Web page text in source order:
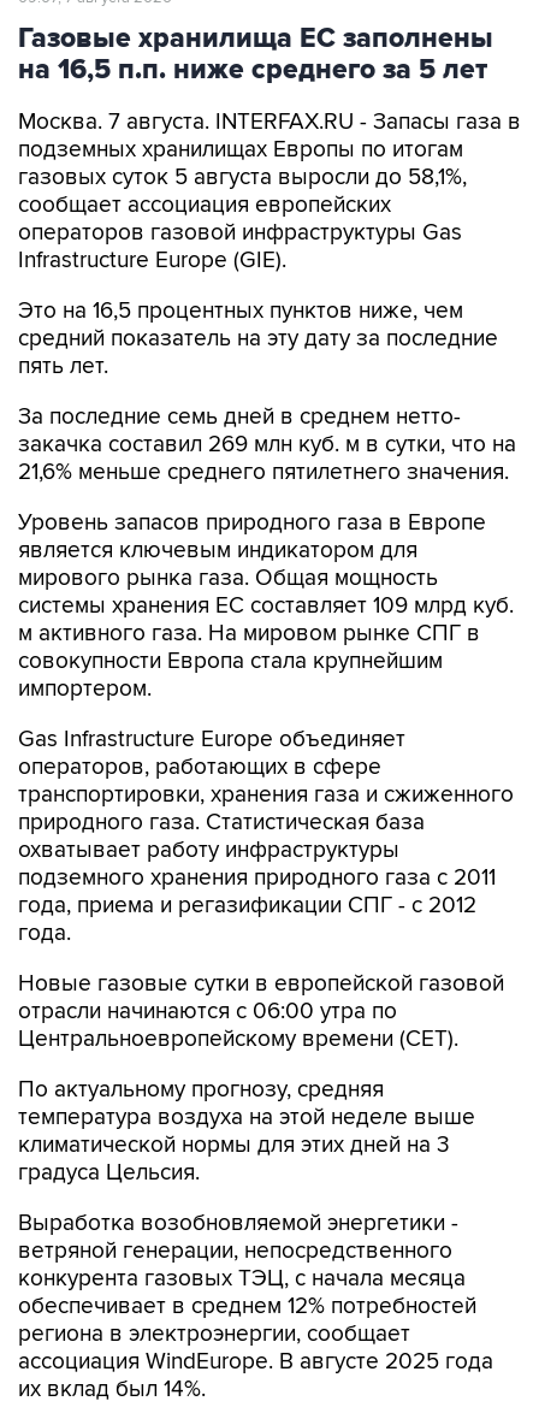
Газовые хранилища ЕС заполнены
на 16,5 п.п. ниже среднего за 5 лет
Москва. 7 августа. INTERFAX.RU - Запасы газа в
подземных хранилищах Европы по итогам
газовых суток 5 августа выросли до 58,1%,
сообщает ассоциация европейских
операторов газовой инфраструктуры Gas
Infrastructure Europe (GIE).
Это на 16,5 процентных пунктов ниже, чем
средний показатель на эту дату за последние
пять лет.
За последние семь дней в среднем нетто-
закачка составил 269 млн куб. м в сутки, что на
21,6% меньше среднего пятилетнего значения.
Уровень запасов природного газа в Европе
является ключевым индикатором для
мирового рынка газа. Общая мощность
системы хранения ЕС составляет 109 млрд куб.
м активного газа. На мировом рынке СПГ в
совокупности Европа стала крупнейшим
импортером.
Gas Infrastructure Europe объединяет
операторов, работающих в сфере
транспортировки, хранения газа и сжиженного
природного газа. Статистическая база
охватывает работу инфраструктуры
подземного хранения природного газа с 2011
года, приема и регазификации СПГ - с 2012
года.
Новые газовые сутки в европейской газовой
отрасли начинаются c 06:00 утра по
Центральноевропейскому времени (CET).
По актуальному прогнозу, средняя
температура воздуха на этой неделе выше
климатической нормы для этих дней на 3
градуса Цельсия.
Выработка возобновляемой энергетики -
ветряной генерации, непосредственного
конкурента газовых ТЭЦ, с начала месяца
обеспечивает в среднем 12% потребностей
региона в электроэнергии, сообщает
ассоциация WindEurope. В августе 2025 года
их вклад был 14%.